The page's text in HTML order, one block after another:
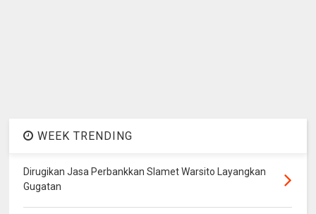
WEEK TRENDING
Dirugikan Jasa Perbankkan Slamet Warsito Layangkan
Gugatan